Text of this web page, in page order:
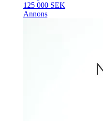
125 000 SEK
Annons